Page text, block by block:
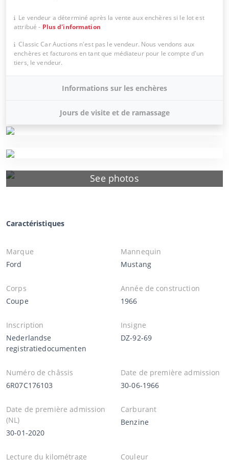
See photos
Le vendeur a déterminé après la vente aux enchères si le lot est
attribué - Plus d'information
Classic Car Auctions n'est pas le vendeur. Nous vendons aux
enchères et facturons en tant que médiateur pour le compte d'un
tiers, le vendeur.
Informations sur les enchères
Jours de visite et de ramassage
Caractéristiques
Marque
Ford
Mannequin
Mustang
Corps
Coupe
Année de construction
1966
Inscription
Nederlandse
registratiedocumenten
Insigne
DZ-92-69
Numéro de châssis
6R07C176103
Date de première admission
30-06-1966
Date de première admission
(NL)
30-01-2020
Carburant
Benzine
Lecture du kilométrage
Couleur